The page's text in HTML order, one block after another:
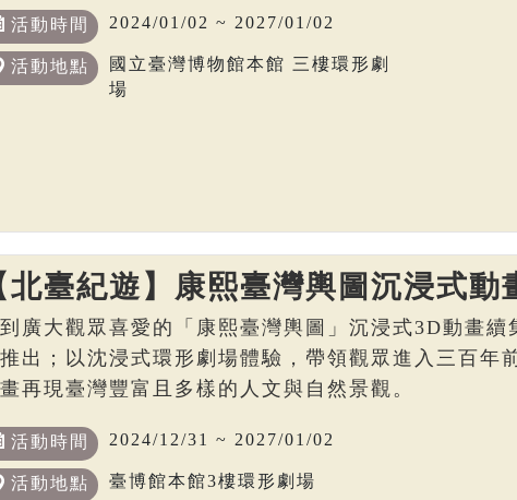
活動時間 2024/01/02 ~ 2027/01/02
活動地點
國立臺灣博物館本館 三樓環形劇
場
北臺紀遊】康熙臺灣輿圖沉浸式動
廣大觀眾喜愛的「康熙臺灣輿圖」沉浸式3D動畫續
出；以沈浸式環形劇場體驗，帶領觀眾進入三百年
再現臺灣豐富且多樣的人文與自然景觀。
活動時間 2024/12/31 ~ 2027/01/02
活動地點 臺博館本館3樓環形劇場